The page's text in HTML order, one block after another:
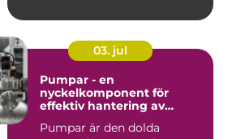
03. jul
Pumpar - en
nyckelkomponent för
effektiv hantering av
Pumpar är den dolda